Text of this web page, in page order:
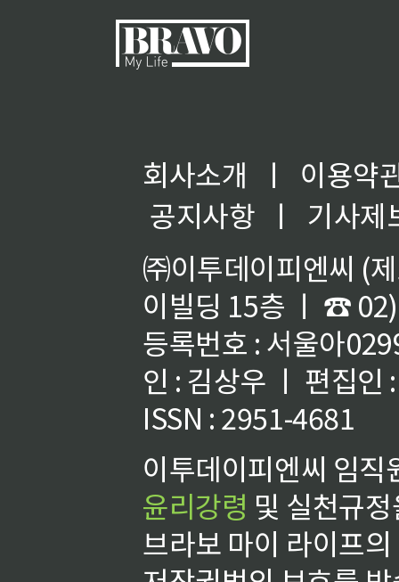
회사소개 ㅣ
이용약
공지사항
ㅣ
기사제
㈜이투데이피엔씨 (
이빌딩 15층 ㅣ ☎
등록번호 : 서울아
인 : 김상우 ㅣ 편집인
ISSN : 2951-4681
이투데이피엔씨 임
윤리강령 및 실천규
브라보 마이 라이프